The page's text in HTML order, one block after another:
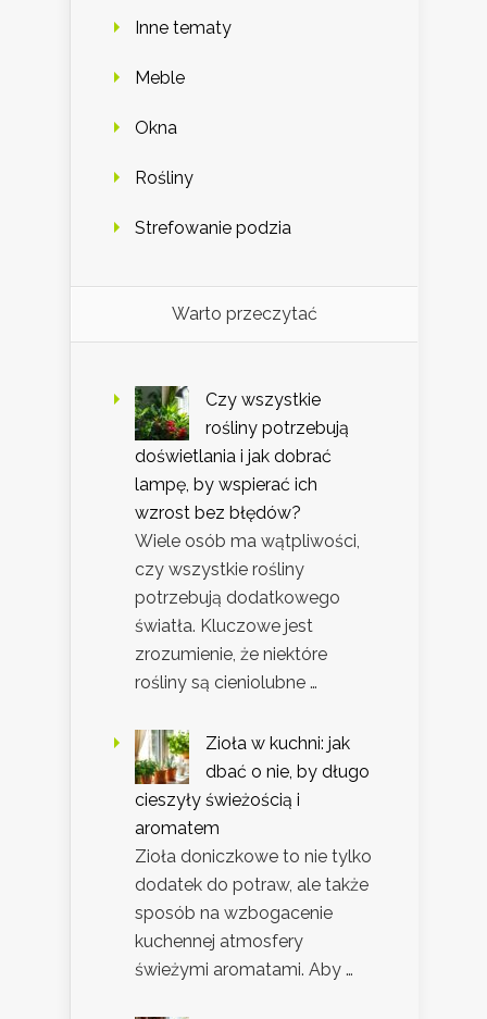
Inne tematy
Meble
Okna
Rośliny
Strefowanie podzia
Warto przeczytać
Czy wszystkie
rośliny potrzebują
doświetlania i jak dobrać
lampę, by wspierać ich
wzrost bez błędów?
Wiele osób ma wątpliwości,
czy wszystkie rośliny
potrzebują dodatkowego
światła. Kluczowe jest
zrozumienie, że niektóre
rośliny są cieniolubne …
Zioła w kuchni: jak
dbać o nie, by długo
cieszyły świeżością i
aromatem
Zioła doniczkowe to nie tylko
dodatek do potraw, ale także
sposób na wzbogacenie
kuchennej atmosfery
świeżymi aromatami. Aby …